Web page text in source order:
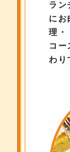
ラン
に お
理・
コー
わり